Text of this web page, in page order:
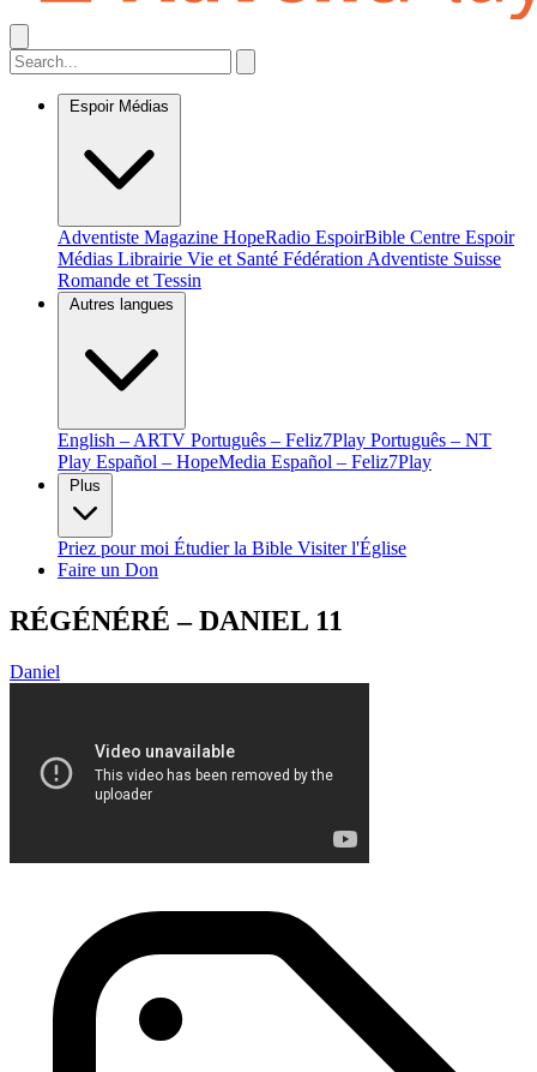
Espoir Médias
Adventiste Magazine HopeRadio EspoirBible Centre Espoir
Médias Librairie Vie et Santé Fédération Adventiste Suisse
Romande et Tessin
Autres langues
English – ARTV Português – Feliz7Play Português – NT
Play Español – HopeMedia Español – Feliz7Play
Plus
Priez pour moi Étudier la Bible Visiter l'Église
Faire un Don
RÉGÉNÉRÉ – DANIEL 11
Daniel